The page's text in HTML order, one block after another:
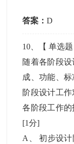
答案：D
10 、【单选题
随着各阶段
成、功能、
阶段设计工
各阶段工作
[1分]
A
、初步设